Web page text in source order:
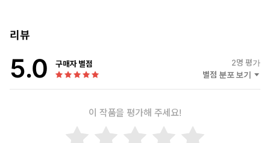
리뷰
5.0 구매자 별점 2명 평가
별점 분포 보기
이 작품을 평가해 주세요!